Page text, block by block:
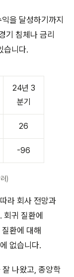
을 달성하기까지
기 침체나 금리
습니다.
24년 3
분기
26
-96
)
라 회사 전망과
회귀 질환에
환에 대해
없습니다.
나왔고, 종양학